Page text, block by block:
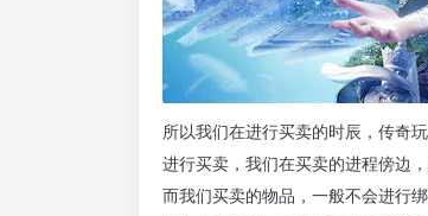
所以我们在进行买卖的时辰，传奇
进行买卖，我们在买卖的进程傍边
而我们买卖的物品，一般不会进行